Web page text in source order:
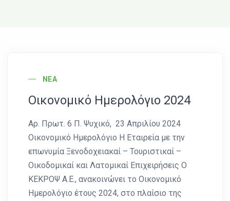
ΝΈΑ
Οικονομικό Ημερολόγιο 2024
Αρ. Πρωτ. 6 Π. Ψυχικό, 23 Απριλίου 2024
Οικονομικό Ημερολόγιο Η Εταιρεία με την
επωνυμία Ξενοδοχειακαί – Τουριστικαί –
Οικοδομικαί και Λατομικαί Επιχειρήσεις Ο
ΚΕΚΡΟΨ Α.Ε., ανακοινώνει το Οικονομικό
Ημερολόγιο έτους 2024, στο πλαίσιο της